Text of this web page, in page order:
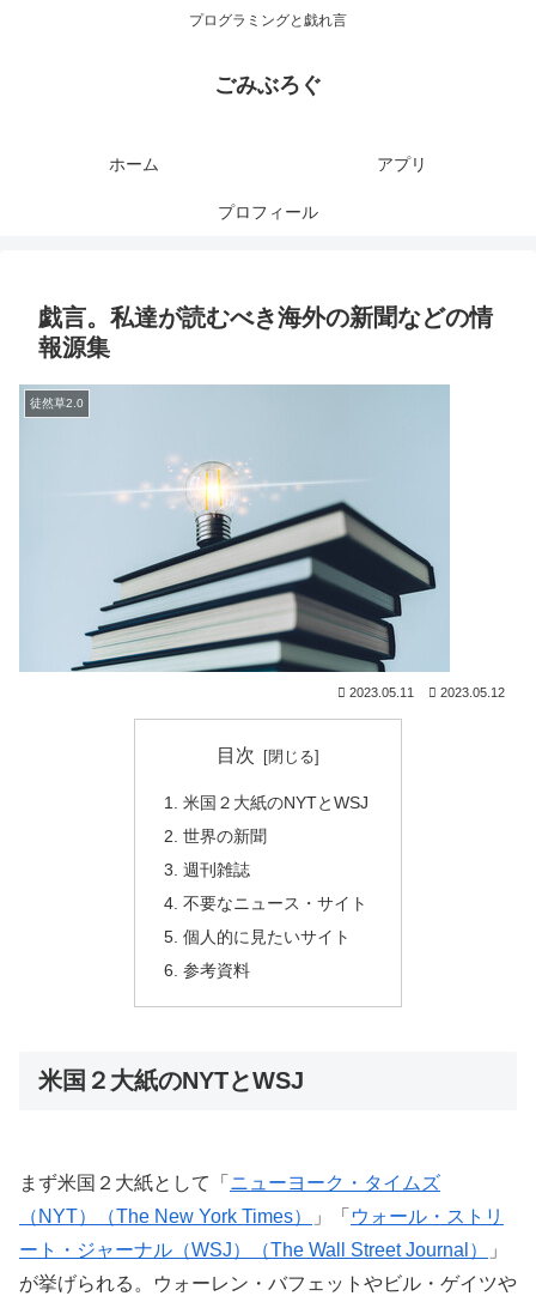
プログラミングと戯れ言
ごみぶろぐ
ホーム アプリ
プロフィール
戯言。私達が読むべき海外の新聞などの情
報源集
徒然草2.0
2023.05.11 2023.05.12
目次
米国２大紙のNYTとWSJ
世界の新聞
週刊雑誌
不要なニュース・サイト
個人的に見たいサイト
参考資料
米国２大紙のNYTとWSJ
まず米国２大紙として「 ニューヨーク・タイムズ
（NYT）（The New York Times）
」「 ウォール・ストリ
ート・ジャーナル（WSJ）（The Wall Street Journal）
」
が挙げられる。ウォーレン・バフェットやビル・ゲイツや